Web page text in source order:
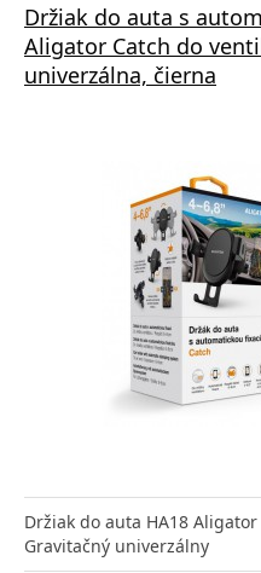
Držiak do auta s
Aligator Catch do
univerzálna, čierna
Držiak do auta HA18
Gravitačný univerzálny